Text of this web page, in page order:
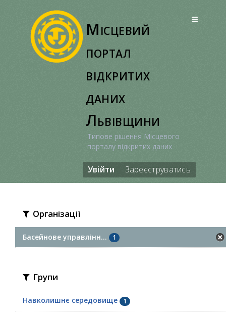
Місцевий
портал
відкритих
даних
Львівщини
Типове рішення Місцевого
порталу відкритих даних
Увійти Зареєструватись
Організації
Басейнове управлінн... 1
Групи
Навколишнє середовище 1